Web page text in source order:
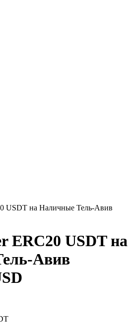
USDT на Наличные Тель-Авив
ERC20 USDT на
Авив